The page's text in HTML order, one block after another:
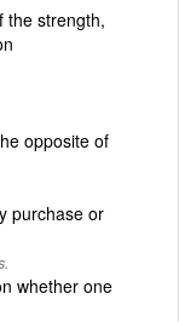
the strength,
opposite of
purchase or
whether one